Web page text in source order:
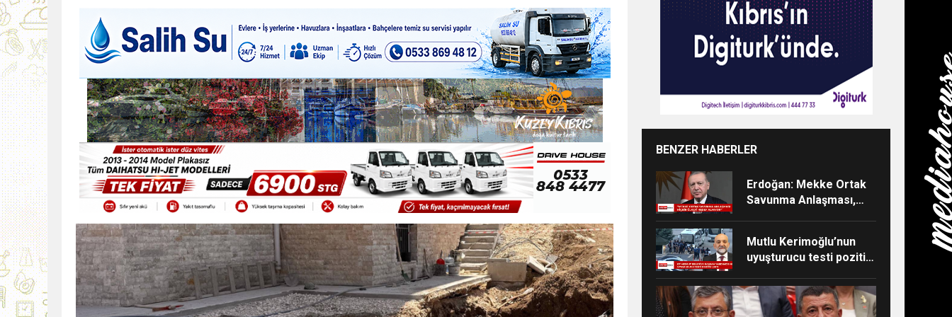
9:30 SON DAKİKA
13:42 BEROVA: HAYAT PAHALILIĞI ÖNGÖRÜMÜZ YÜZDE 7.5 İLE 8.5 ARASINDA
20:30 Cumhurbaşkanı Erhürman sergi açılışında fenalaşarak hastaneye kaldırıldı BENZER HABERLER
Erdoğan: Mekke Ortak
Savunma Anlaşması,
Mutlu Kerimoğlu’nun
uyuşturucu testi pozitif